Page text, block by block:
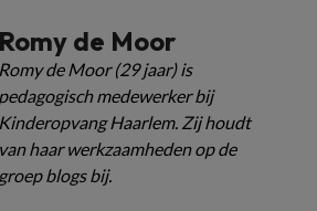
Romy de Moor
Romy de Moor (29 jaar) is
pedagogisch medewerker bij
Kinderopvang Haarlem. Zij houdt
van haar werkzaamheden op de
groep blogs bij.